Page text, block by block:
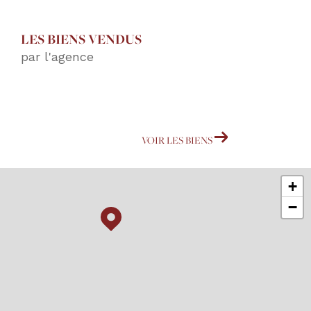
LES BIENS VENDUS
par l'agence
VOIR LES BIENS
+
−